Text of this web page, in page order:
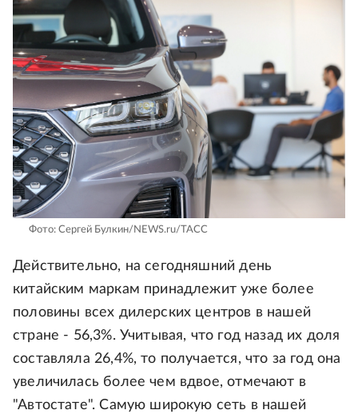
Фото: Сергей Булкин/NEWS.ru/TACC
Действительно, на сегодняшний день
китайским маркам принадлежит уже более
половины всех дилерских центров в нашей
стране - 56,3%. Учитывая, что год назад их доля
составляла 26,4%, то получается, что за год она
увеличилась более чем вдвое, отмечают в
"Автостате". Самую широкую сеть в нашей